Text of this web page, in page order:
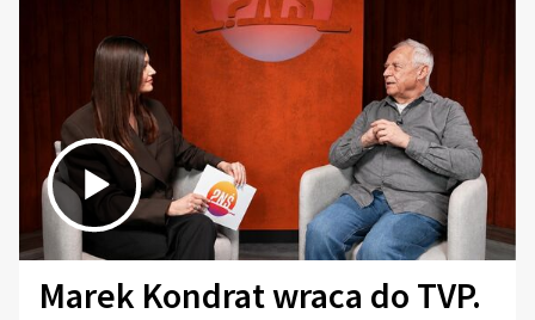
Marek Kondrat wraca do TVP.